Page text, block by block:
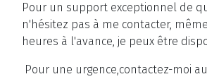
Pour un support exceptionnel de
n'hésitez pas à me contacter,
heures à l'avance, je peux être
Pour une urgence,contactez-moi au